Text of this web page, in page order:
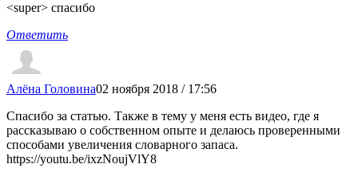
<super> спасибо
Ответить
Алёна Головина02 ноября 2018 / 17:56
Спасибо за статью. Также в тему у меня есть видео, где я
рассказываю о собственном опыте и делаюсь проверенными
способами увеличения словарного запаса.
https://youtu.be/ixzNoujVlY8